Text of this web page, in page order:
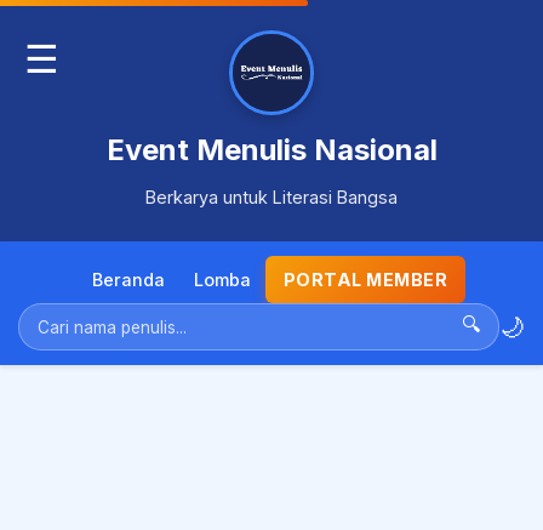
☰
Event Menulis Nasional
Berkarya untuk Literasi Bangsa
Beranda Lomba PORTAL MEMBER
🔍 🌙